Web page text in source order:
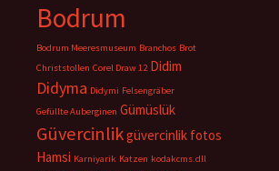
Bodrum
Bodrum Meeresmuseum Branchos Brot
Christstollen Corel Draw 12 Didim
Didyma Didymi Felsengräber
Gefüllte Auberginen Gümüslük
Güvercinlikgüvercinlik fotos
Hamsi Karniyarik Katzen kodakcms.dll